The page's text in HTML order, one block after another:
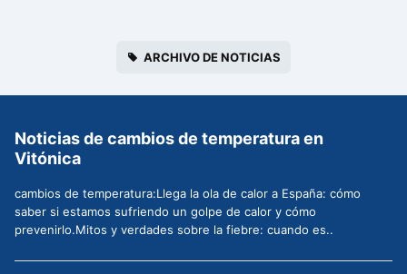
ARCHIVO DE NOTICIAS
Noticias de cambios de temperatura en
Vitónica
cambios de temperatura:Llega la ola de calor a España: cómo
saber si estamos sufriendo un golpe de calor y cómo
prevenirlo.Mitos y verdades sobre la fiebre: cuando es..